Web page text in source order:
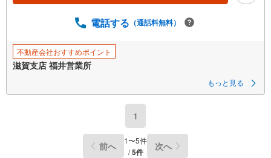
電話する （通話料無料）
不動産会社おすすめポイント
滋賀支店 福井営業所
もっと見る
1
前へ 1〜5件
/5件 次へ